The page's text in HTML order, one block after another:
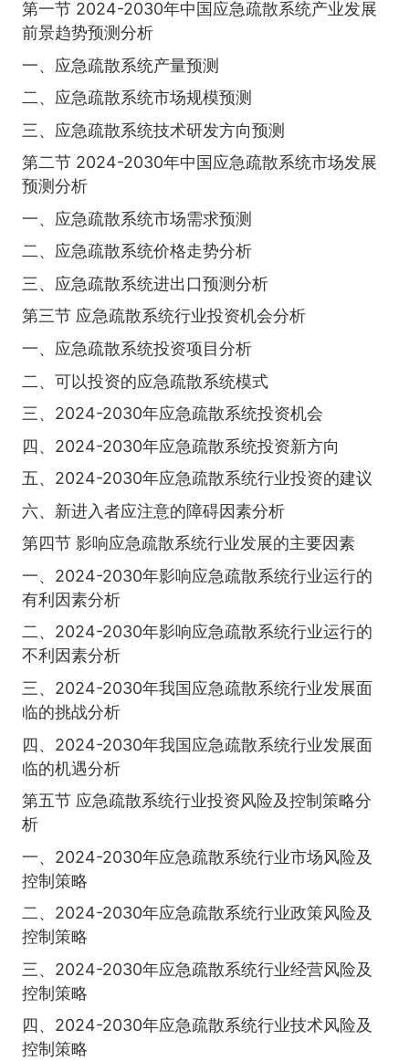
第一节 2024-2030年中国应急疏散系统产业发展
前景趋势预测分析
一、应急疏散系统产量预测
二、应急疏散系统市场规模预测
三、应急疏散系统技术研发方向预测
第二节 2024-2030年中国应急疏散系统市场发展
预测分析
一、应急疏散系统市场需求预测
二、应急疏散系统价格走势分析
三、应急疏散系统进出口预测分析
第三节 应急疏散系统行业投资机会分析
一、应急疏散系统投资项目分析
二、可以投资的应急疏散系统模式
三、2024-2030年应急疏散系统投资机会
四、2024-2030年应急疏散系统投资新方向
五、2024-2030年应急疏散系统行业投资的建议
六、新进入者应注意的障碍因素分析
第四节 影响应急疏散系统行业发展的主要因素
一、2024-2030年影响应急疏散系统行业运行的
有利因素分析
二、2024-2030年影响应急疏散系统行业运行的
不利因素分析
三、2024-2030年我国应急疏散系统行业发展面
临的挑战分析
四、2024-2030年我国应急疏散系统行业发展面
临的机遇分析
第五节 应急疏散系统行业投资风险及控制策略分
析
一、2024-2030年应急疏散系统行业市场风险及
控制策略
二、2024-2030年应急疏散系统行业政策风险及
控制策略
三、2024-2030年应急疏散系统行业经营风险及
控制策略
四、2024-2030年应急疏散系统行业技术风险及
控制策略